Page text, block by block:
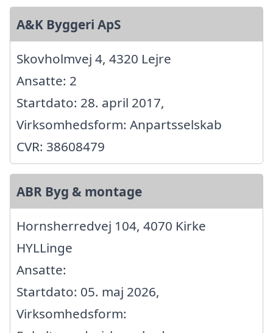
A&K Byggeri ApS
Skovholmvej 4, 4320 Lejre
Ansatte: 2
Startdato: 28. april 2017,
Virksomhedsform: Anpartsselskab
CVR: 38608479
ABR Byg & montage
Hornsherredvej 104, 4070 Kirke
HYLLinge
Ansatte:
Startdato: 05. maj 2026,
Virksomhedsform: